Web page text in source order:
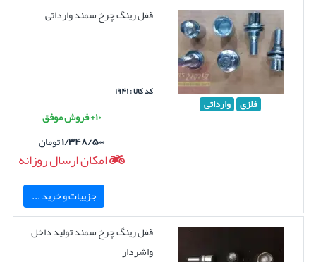
فلزی وارداتی
قفل رینگ چرخ سمند وارداتی
کد کالا : ۱۹۴۱
۱۰+ فروش موفق
۱/۳۴۸/۵۰۰تومان
امکان ارسال روزانه
جزییات و خرید ...
قفل رینگ چرخ سمند تولید داخل
واشردار